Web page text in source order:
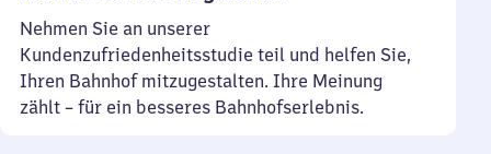
Nehmen Sie an unserer
Kundenzufriedenheitsstudie teil und helfen Sie,
Ihren Bahnhof mitzugestalten. Ihre Meinung
zählt – für ein besseres Bahnhofserlebnis.